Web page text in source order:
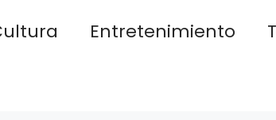
Entretenimiento